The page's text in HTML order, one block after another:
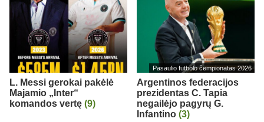
L. Messi gerokai pakėlė
Majamio „Inter“
komandos vertę (9)
Pasaulio futbolo čempionatas 2026
Argentinos federacijos
prezidentas C. Tapia
negailėjo pagyrų G.
Infantino (3)